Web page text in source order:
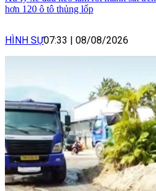
hơn 120 ô tô thủng lốp
HÌNH SỰ07:33 | 08/08/2026